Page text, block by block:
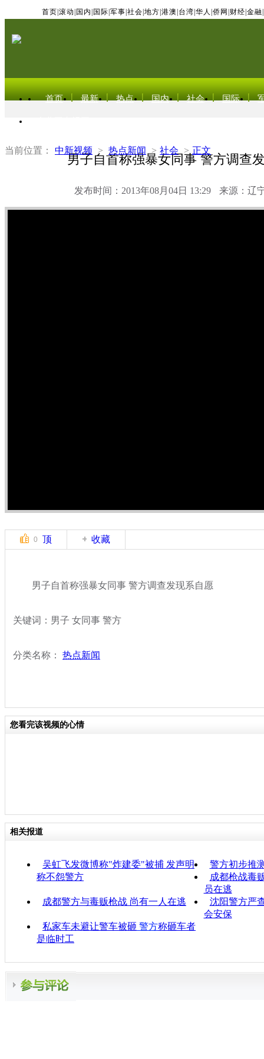
首页 滚动 国内 国际 军事 社会 地方 港澳 台湾 华人 侨网 财经 金融
首页 最新 热点 国内 社会 国际
当前位置： 中新视频 > 热点新闻 > 社会 > 正文
男子自首称强暴女同事 警方调查
发布时间：2013年08月04日 13:29 来源：辽
0 顶 收藏
男子自首称强暴女同事 警方调查发现系自愿
关键词：男子 女同事 警方
分类名称： 热点新闻
您看完该视频的心情
相关报道
吴虹飞发微博称"炸建委"被捕 发声明
称不怨警方
警方初步推
成都枪战毒
员在逃
成都警方与毒贩枪战 尚有一人在逃
沈阳警方严
会安保
私家车未避让警车被砸 警方称砸车者
是临时工